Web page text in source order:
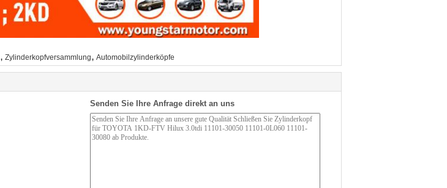
, Zylinderkopfversammlung, Automobilzylinderköpfe
Senden Sie Ihre Anfrage direkt an uns